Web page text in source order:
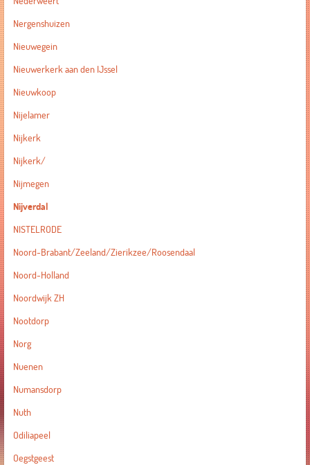
Nergenshuizen
Nieuwegein
Nieuwerkerk aan den IJssel
Nieuwkoop
Nijelamer
Nijkerk
Nijkerk/
Nijmegen
Nijverdal
NISTELRODE
Noord-Brabant/Zeeland/Zierikzee/Roosendaal
Noord-Holland
Noordwijk ZH
Nootdorp
Norg
Nuenen
Numansdorp
Nuth
Odiliapeel
Oegstgeest